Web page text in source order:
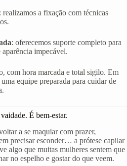
: realizamos a fixação com técnicas
: oferecemos suporte completo para
impecável.
com hora marcada e total sigilo. Em
equipe preparada para cuidar de
É bem-estar.
a se maquiar com prazer,
precisar esconder… a prótese capilar
algo que muitas mulheres sentem que
no espelho e gostar do que veem.